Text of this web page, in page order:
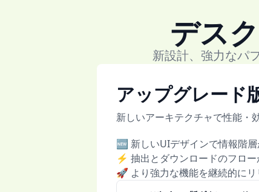
デス
新設計、強力なパ
アップグレード
新しいアーキテクチャで性能・
🆕 新しいUIデザインで情報階
⚡ 抽出とダウンロードのフロ
🚀 より強力な機能を継続的にリ